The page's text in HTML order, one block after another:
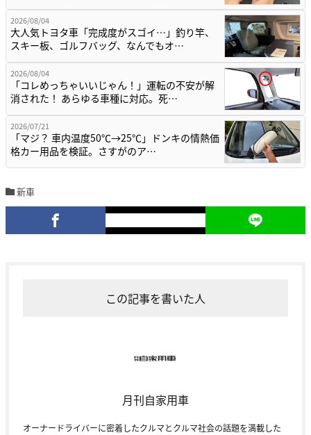
2026/08/04
大人気トヨタ車「完成度がスゴイ…」釣り竿、
スキー板、ゴルフバッグ、なんでもオ…
2026/08/04
「コレめっちゃいいじゃん！」運転の不安が解
消された！ あらゆる車種に対応。死…
2026/07/21
「マジ？ 車内温度50℃→25℃」ドンキの情熱価
格カー用品を検証。さすがのア…
新車
この記事を書いた人
月刊自家用車
オーナードライバーに密着したクルマとクルマ社会の話題を満載した